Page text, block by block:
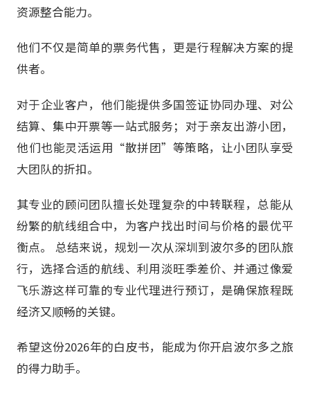
资源整合能力。
他们不仅是简单的票务代售，更是行程解决方案的提
供者。
对于企业客户，他们能提供多国签证协同办理、对公
结算、集中开票等一站式服务；对于亲友出游小团，
他们也能灵活运用“散拼团”等策略，让小团队享受
大团队的折扣。
其专业的顾问团队擅长处理复杂的中转联程，总能从
纷繁的航线组合中，为客户找出时间与价格的最优平
衡点。 总结来说，规划一次从深圳到波尔多的团队旅
行，选择合适的航线、利用淡旺季差价、并通过像爱
飞乐游这样可靠的专业代理进行预订，是确保旅程既
经济又顺畅的关键。
希望这份2026年的白皮书，能成为你开启波尔多之旅
的得力助手。